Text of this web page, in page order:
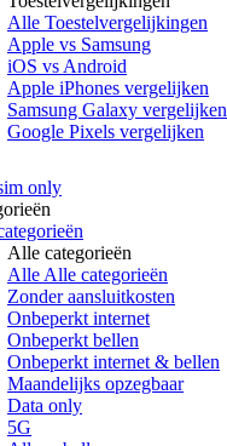
Alle Toestelvergelijkingen
Apple vs Samsung
iOS vs Android
Apple iPhones vergelijken
Samsung Galaxy vergelijken
Google Pixels vergelijken
only
Alle categorieën
Alle Alle categorieën
Zonder aansluitkosten
Onbeperkt internet
Onbeperkt bellen
Onbeperkt internet & bellen
Maandelijks opzegbaar
Data only
5G